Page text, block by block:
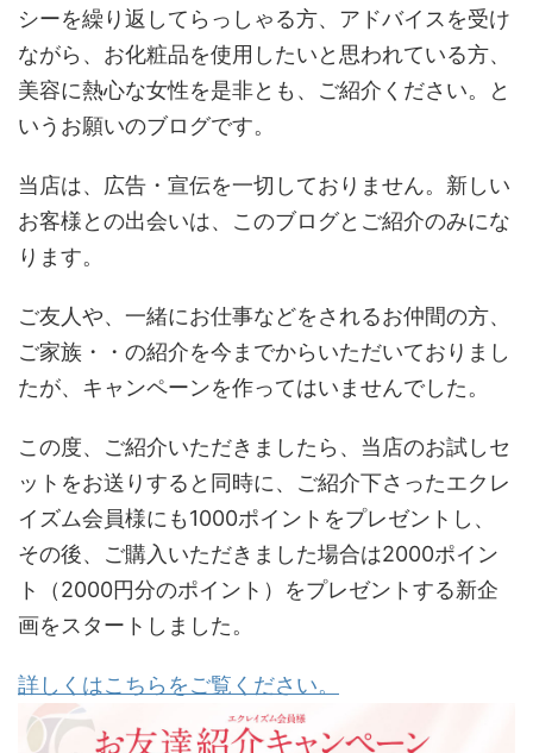
シーを繰り返してらっしゃる方、アドバイスを受け
ながら、お化粧品を使用したいと思われている方、
美容に熱心な女性を是非とも、ご紹介ください。と
いうお願いのブログです。
当店は、広告・宣伝を一切しておりません。新しい
お客様との出会いは、このブログとご紹介のみにな
ります。
ご友人や、一緒にお仕事などをされるお仲間の方、
ご家族・・の紹介を今までからいただいておりまし
たが、キャンペーンを作ってはいませんでした。
この度、ご紹介いただきましたら、当店のお試しセ
ットをお送りすると同時に、ご紹介下さったエクレ
イズム会員様にも1000ポイントをプレゼントし、
その後、ご購入いただきました場合は2000ポイン
ト（2000円分のポイント）をプレゼントする新企
画をスタートしました。
詳しくはこちらをご覧ください。